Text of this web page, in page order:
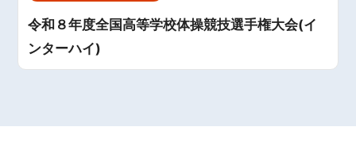
令和８年度全国高等学校体操競技選手権大会(イ
ンターハイ)